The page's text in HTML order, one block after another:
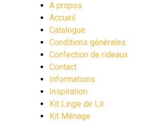
A propos
Accueil
Catalogue
Conditions générales
Confection de rideaux
Contact
Informations
Inspiration
Kit Linge de Lit
Kit Ménage